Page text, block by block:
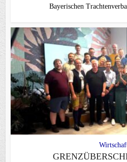
Bayerischen